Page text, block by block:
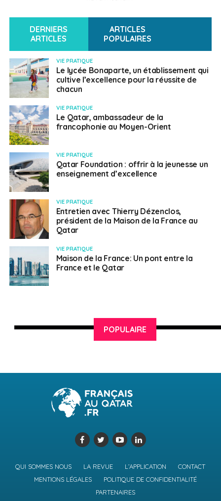
DERNIERS
ARTICLES
ARTICLES
POPULAIRES
VIE PRATIQUE
Le lycée Bonaparte, un établissement qui
cultive l’excellence pour la réussite de
chacun
VIE PRATIQUE
Le Qatar, ambassadeur de la
francophonie au Moyen-Orient
VIE PRATIQUE
Qatar Foundation : offrir à la jeunesse un
enseignement d’excellence
VIE PRATIQUE
Entretien avec Thierry Dézenclos,
président de la Maison de la France au
Qatar
VIE PRATIQUE
Maison de la France: Un pont entre la
France et le Qatar
POPULAIRE
QUI SOMMES NOUS LA REVUE L’APPLICATION
CONTACT
MENTIONS LÉGALES
POLITIQUE DE CONFIDENTIALITÉ
PARTENAIRES